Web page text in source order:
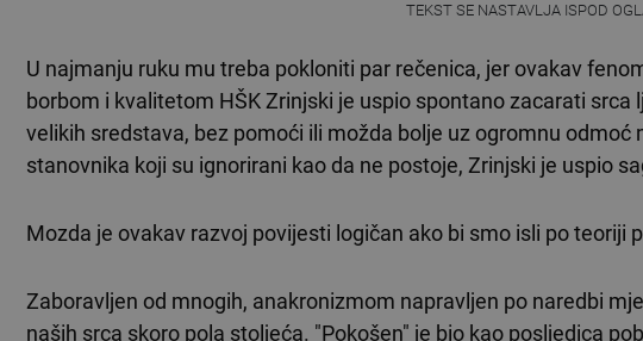
TEKST SE NASTAVLJA ISPOD
U najmanju ruku mu treba pokloniti par rečenica, jer ovakav
borbom i kvalitetom HŠK Zrinjski je uspio spontano zacarati
velikih sredstava, bez pomoći ili možda bolje uz ogromnu odmoć
stanovnika koji su ignorirani kao da ne postoje, Zrinjski je uspio
Mozda je ovakav razvoj povijesti logičan ako bi smo isli po teoriji
Zaboravljen od mnogih, anakronizmom napravljen po naredbi
naših srca skoro pola stoljeća. "Pokošen" je bio kao posljedica